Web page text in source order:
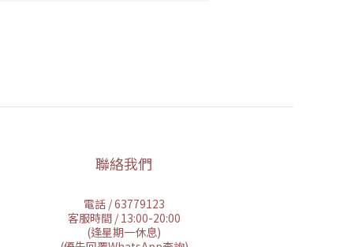
聯絡我們
電話 / 63779123
客服時間 / 13:00-20:00
(逢星期一休息)